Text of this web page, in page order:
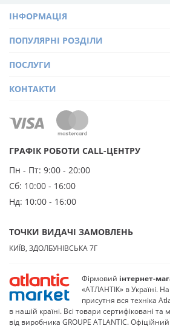
Фірмовий інтернет-
«АТЛАНТІК» в Україні.
присутня вся техніка
в нашій країні. Всі товари сертифіковані
від виробника GROUPE ATLANTIC.
ІНФОРМАЦІЯ
ПОПУЛЯРНІ РОЗДІЛИ
ПОСЛУГИ
ГРАФІК РОБОТИ CALL-ЦЕНТРУ
Пн - Пт: 9:00 - 20:00
Сб: 10:00 - 16:00
Нд: 10:00 - 16:00
ТОЧКИ ВИДАЧІ ЗАМОВЛЕНЬ
КИЇВ, ЗДОЛБУНІВСЬКА 7Г
КОНТАКТИ